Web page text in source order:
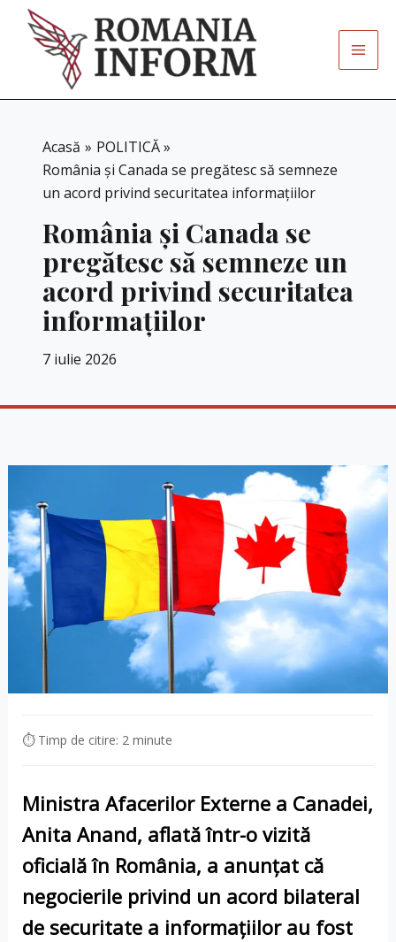
content
Acasă
POLITICĂ
România și Canada se pregătesc să semneze
un acord privind securitatea informațiilor
România și Canada se
pregătesc să semneze un
acord privind securitatea
informațiilor
7 iulie 2026
⏱ Timp de citire: 2 minute
Ministra Afacerilor Externe a Canadei,
Anita Anand, aflată într-o vizită
oficială în România, a anunțat că
negocierile privind un acord bilateral
de securitate a informațiilorau fost